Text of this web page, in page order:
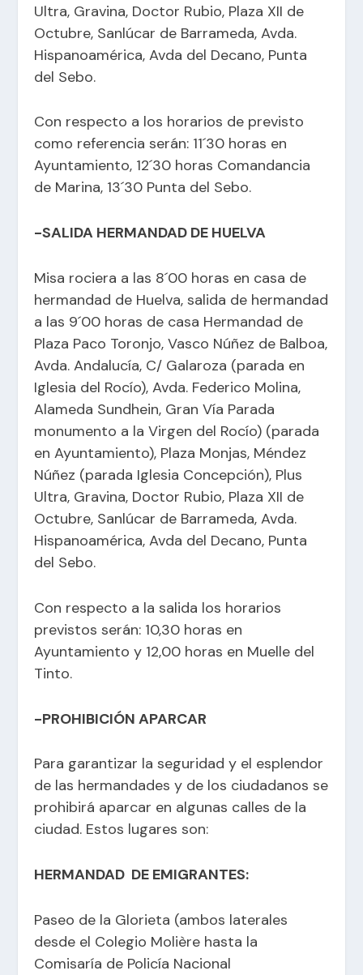
Ultra, Gravina, Doctor Rubio, Plaza XII de
Octubre, Sanlúcar de Barrameda, Avda.
Hispanoamérica, Avda del Decano, Punta
del Sebo.
Con respecto a los horarios de previsto
como referencia serán: 11´30 horas en
Ayuntamiento, 12´30 horas Comandancia
de Marina, 13´30 Punta del Sebo.
-SALIDA HERMANDAD DE HUELVA
Misa rociera a las 8´00 horas en casa de
hermandad de Huelva, salida de hermandad
a las 9´00 horas de casa Hermandad de
Plaza Paco Toronjo, Vasco Núñez de Balboa,
Avda. Andalucía, C/ Galaroza (parada en
Iglesia del Rocío), Avda. Federico Molina,
Alameda Sundhein, Gran Vía Parada
monumento a la Virgen del Rocío) (parada
en Ayuntamiento), Plaza Monjas, Méndez
Núñez (parada Iglesia Concepción), Plus
Ultra, Gravina, Doctor Rubio, Plaza XII de
Octubre, Sanlúcar de Barrameda, Avda.
Hispanoamérica, Avda del Decano, Punta
del Sebo.
Con respecto a la salida los horarios
previstos serán: 10,30 horas en
Ayuntamiento y 12,00 horas en Muelle del
Tinto.
-PROHIBICIÓN APARCAR
Para garantizar la seguridad y el esplendor
de las hermandades y de los ciudadanos se
prohibirá aparcar en algunas calles de la
ciudad. Estos lugares son:
HERMANDAD DE EMIGRANTES:
Paseo de la Glorieta (ambos laterales
desde el Colegio Molière hasta la
Comisaría de Policía Nacional